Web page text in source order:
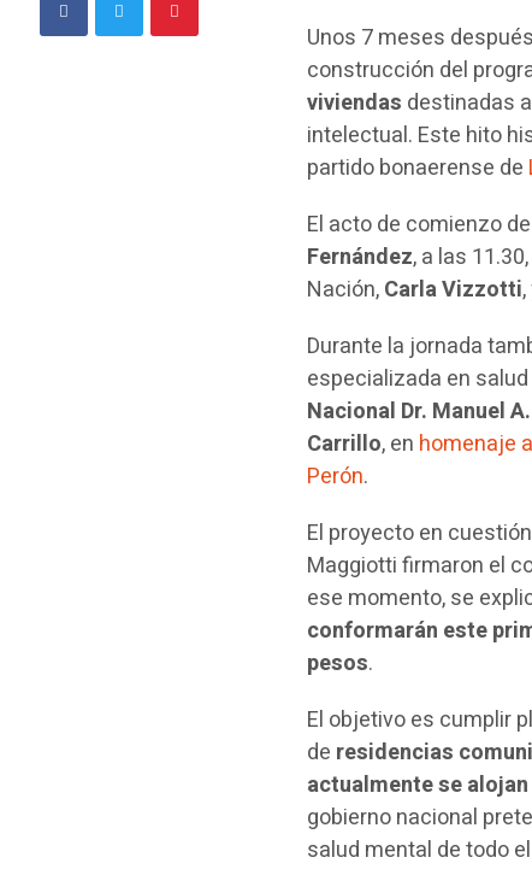
Unos 7 meses
construcción del
viviendas destinadas
intelectual. Este hito
partido bonaerense de
El acto de comienzo
Fernández, a las
Nación,Carla Vizzotti
Durante la jornada
especializada en
Nacional Dr. Manuel
Carrillo, en homenaje
Perón.
El proyecto en
Maggiotti firmaron el
ese momento, se
conformarán este
pesos.
El objetivo es cumplir
de residencias
actualmente se
gobierno nacional
salud mental de todo